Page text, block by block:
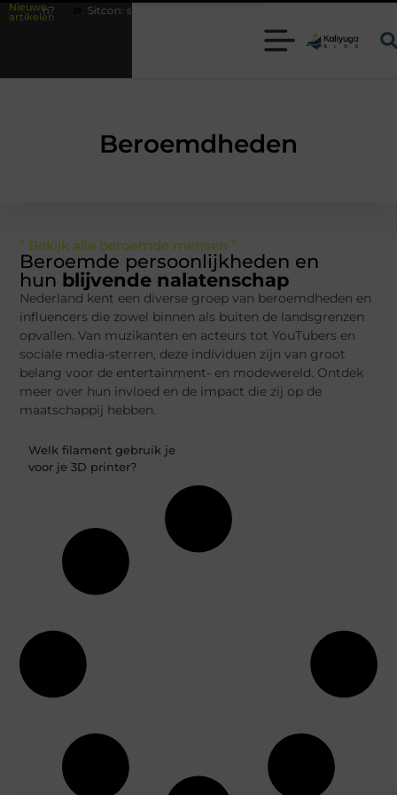
Nieuwe
artikelen Sitcon: slimme beveiligingsoplossingen met kennis uit de
Beroemdheden
" Bekijk alle beroemde mensen "
Beroemde persoonlijkheden en
hun blijvende nalatenschap
Nederland kent een diverse groep van beroemdheden en
influencers die zowel binnen als buiten de landsgrenzen
opvallen. Van muzikanten en acteurs tot YouTubers en
sociale media-sterren, deze individuen zijn van groot
belang voor de entertainment- en modewereld. Ontdek
meer over hun invloed en de impact die zij op de
maatschappij hebben.
Welk filament gebruik je
voor je 3D printer?